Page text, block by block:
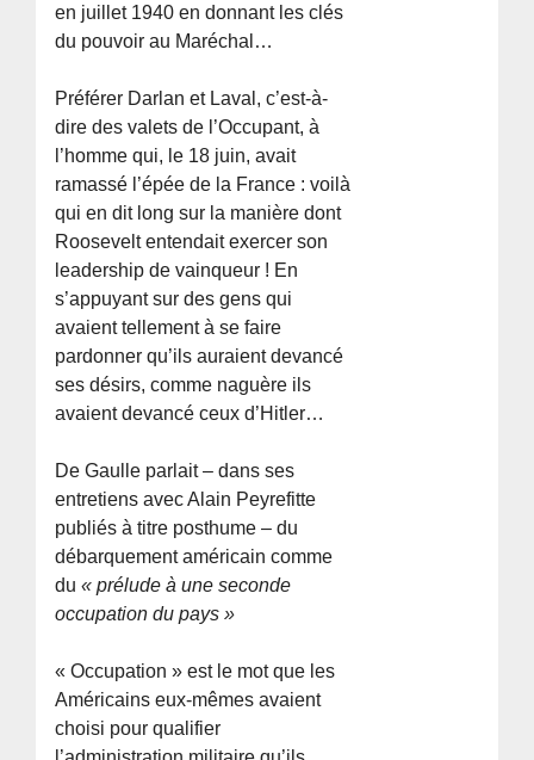
en juillet 1940 en donnant les clés
du pouvoir au Maréchal…
Préférer Darlan et Laval, c’est-à-
dire des valets de l’Occupant, à
l’homme qui, le 18 juin, avait
ramassé l’épée de la France : voilà
qui en dit long sur la manière dont
Roosevelt entendait exercer son
leadership de vainqueur ! En
s’appuyant sur des gens qui
avaient tellement à se faire
pardonner qu’ils auraient devancé
ses désirs, comme naguère ils
avaient devancé ceux d’Hitler…
De Gaulle parlait – dans ses
entretiens avec Alain Peyrefitte
publiés à titre posthume – du
débarquement américain comme
du« prélude à une seconde
occupation du pays »
« Occupation » est le mot que les
Américains eux-mêmes avaient
choisi pour qualifier